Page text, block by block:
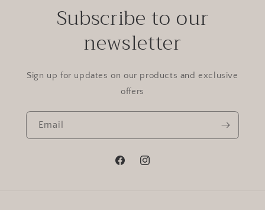
Subscribe to our
newsletter
Sign up for updates on our products and exclusive
offers
Email
FacebookInstagram